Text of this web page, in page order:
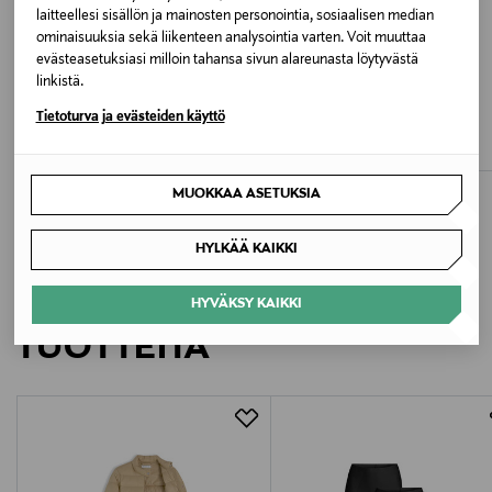
laitteellesi sisällön ja mainosten personointia, sosiaalisen median
ominaisuuksia sekä liikenteen analysointia varten. Voit muuttaa
evästeasetuksiasi milloin tahansa sivun alareunasta löytyvästä
linkistä.
Tietoturva ja evästeiden käyttö
MUOKKAA ASETUKSIA
HYLKÄÄ KAIKKI
HYVÄKSY KAIKKI
Valmistusmaa
Intia
Tommy Hilfiger Europe B.V.
ETUKUPONKITUOTE
Bambi-mekko
LISÄÄ KIINNOSTAVIA
TUOTTEITA